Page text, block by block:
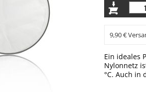
9,90 €
Ein ideales
Nylonnetz
°C. Auch in